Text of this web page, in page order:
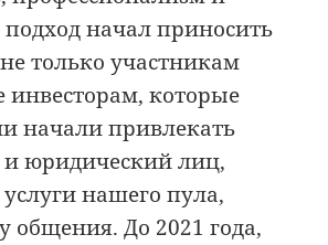
начал приносить
только участникам
инвесторам, которые
начали привлекать
и юридический лиц,
нашего пула,
общения. До 2021 года,